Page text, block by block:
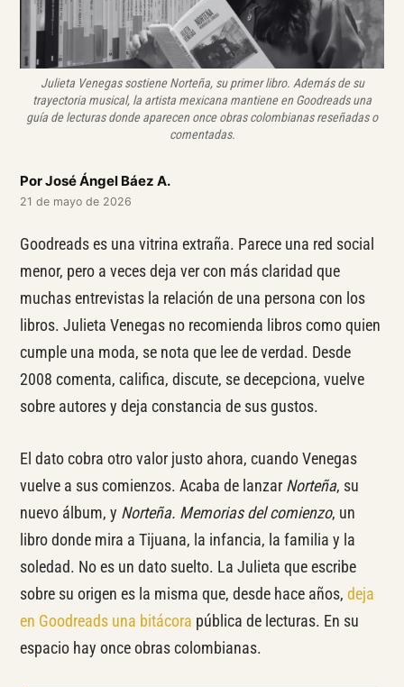
Julieta Venegas sostieneNorteña, su primer libro. Además de su
trayectoria musical, la artista mexicana mantiene en Goodreads una
guía de lecturas donde aparecen once obras colombianas reseñadas o
comentadas.
PorJosé Ángel Báez A.
21 de mayo de 2026
Goodreads es una vitrina extraña. Parece una red social
menor, pero a veces deja ver con más claridad que
muchas entrevistas la relación de una persona con los
libros. Julieta Venegas no recomienda libros como quien
cumple una moda, se nota que lee de verdad. Desde
2008 comenta, califica, discute, se decepciona, vuelve
sobre autores y deja constancia de sus gustos.
El dato cobra otro valor justo ahora, cuando Venegas
vuelve a sus comienzos. Acaba de lanzar Norteña, su
nuevo álbum, y Norteña. Memorias del comienzo, un
libro donde mira a Tijuana, la infancia, la familia y la
soledad. No es un dato suelto. La Julieta que escribe
sobre su origen es la misma que, desde hace años, deja
en Goodreads una bitácora pública de lecturas. En su
espacio hay once obras colombianas.